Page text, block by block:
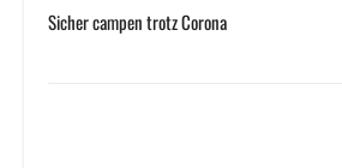
Sicher campen trotz Corona